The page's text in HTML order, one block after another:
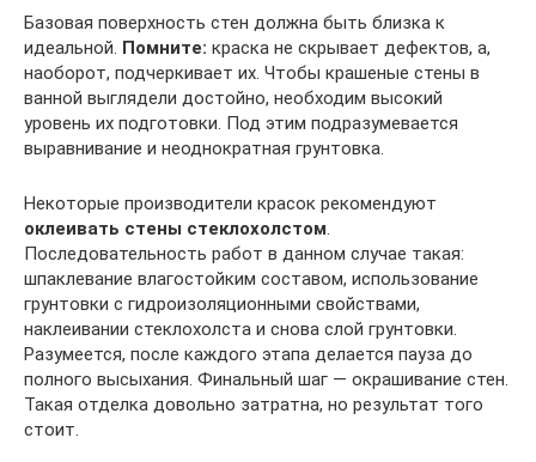
Базовая поверхность стен должна быть близка к
идеальной. Помните: краска не скрывает дефектов, а,
наоборот, подчеркивает их. Чтобы крашеные стены в
ванной выглядели достойно, необходим высокий
уровень их подготовки. Под этим подразумевается
выравнивание и неоднократная грунтовка.
Некоторые производители красок рекомендуют
оклеивать стены стеклохолстом.
Последовательность работ в данном случае такая:
шпаклевание влагостойким составом, использование
грунтовки с гидроизоляционными свойствами,
наклеивании стеклохолста и снова слой грунтовки.
Разумеется, после каждого этапа делается пауза до
полного высыхания. Финальный шаг — окрашивание стен.
Такая отделка довольно затратна, но результат того
стоит.